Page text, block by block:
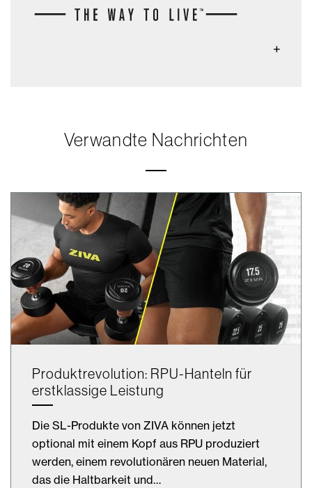
Verwandte Nachrichten
Produktrevolution: RPU-Hanteln für
erstklassige Leistung
Die SL-Produkte von ZIVA können jetzt
optional mit einem Kopf aus RPU produziert
werden, einem revolutionären neuen Material,
das die Haltbarkeit und…